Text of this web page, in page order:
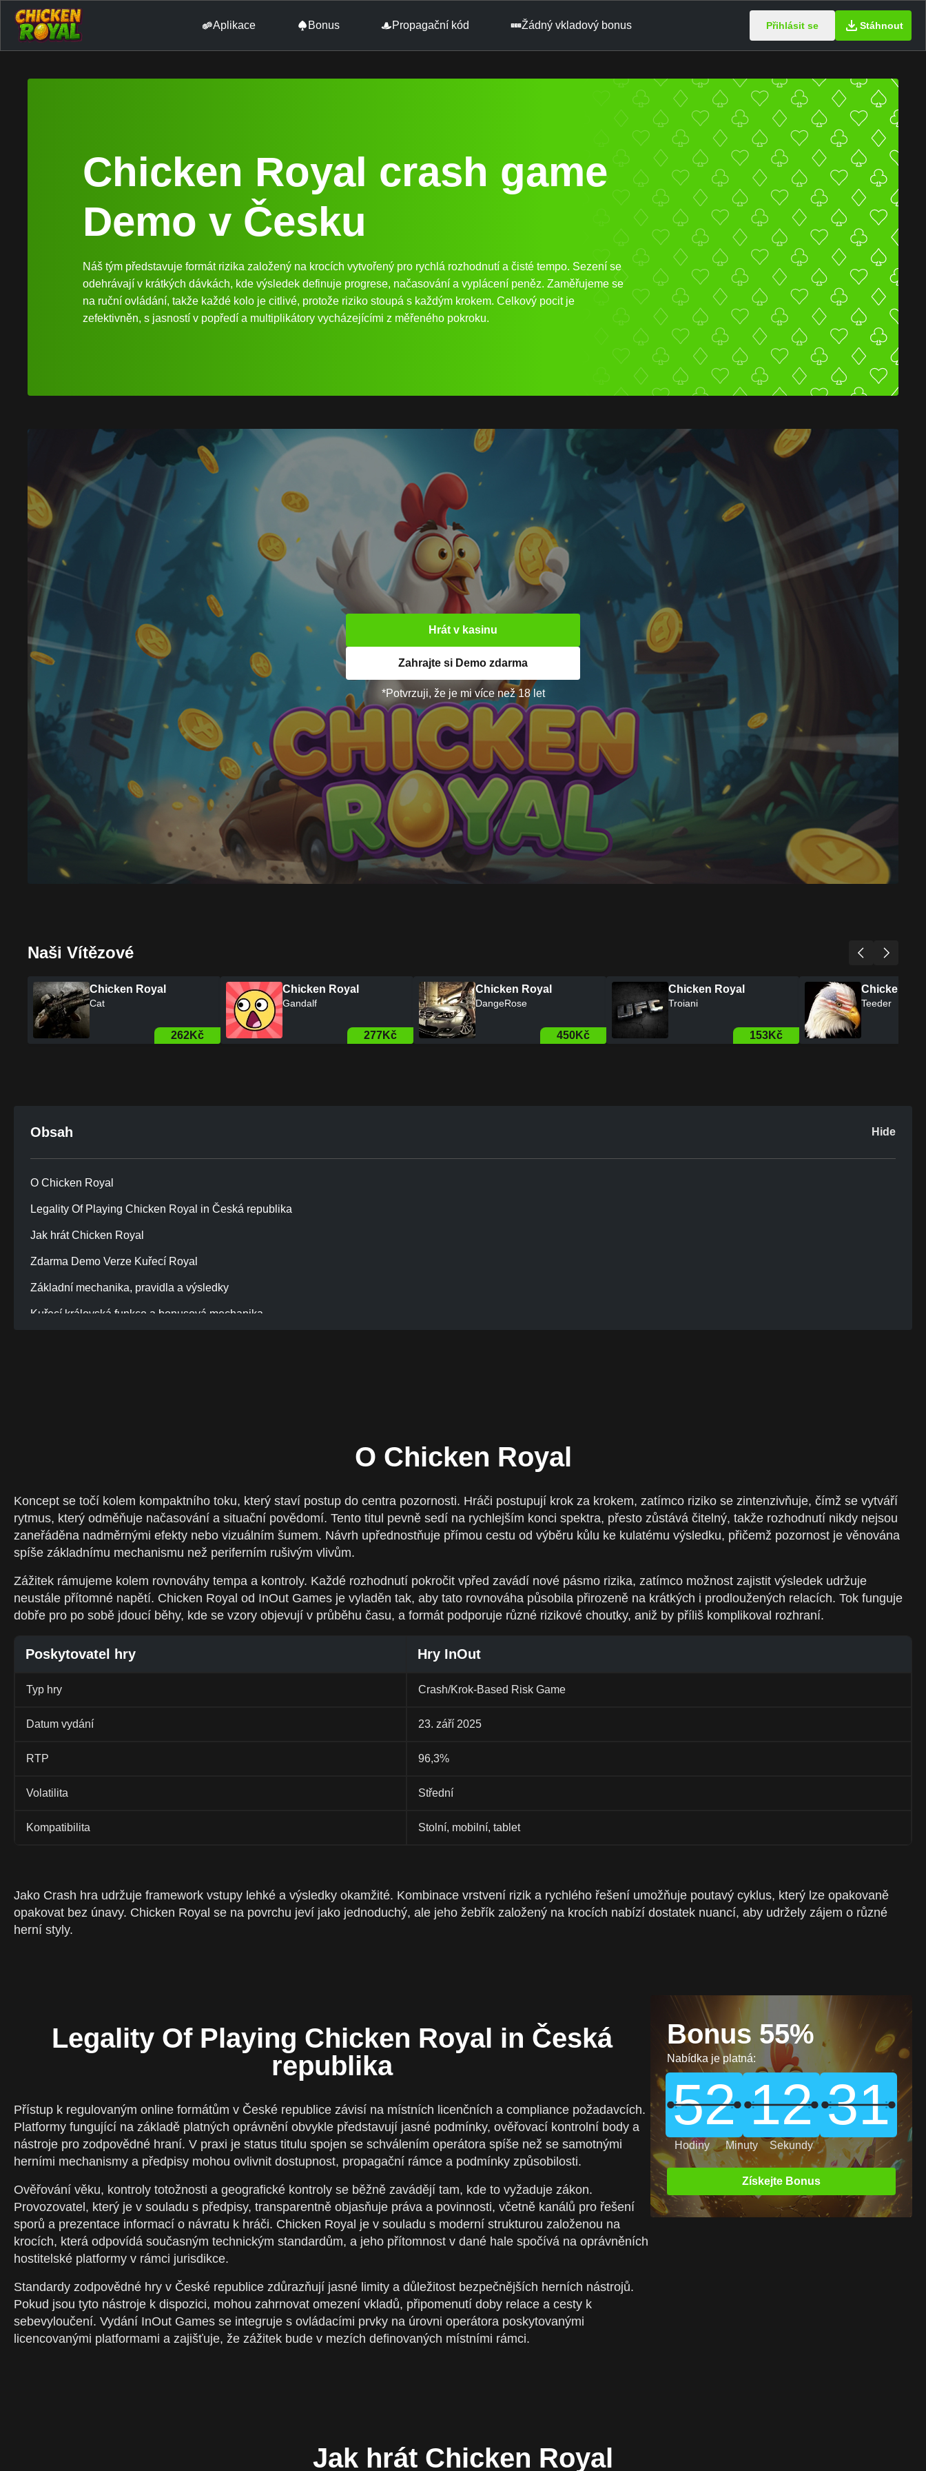
Aplikace Bonus Propagační kód Žádný vkladový bonus Přihlásit se Stáhnout
Chicken Royal crash game
Demo v Česku
Náš tým představuje formát rizika založený na krocích vytvořený pro rychlá rozhodnutí a čisté tempo. Sezení se
odehrávají v krátkých dávkách, kde výsledek definuje progrese, načasování a vyplácení peněz. Zaměřujeme se
na ruční ovládání, takže každé kolo je citlivé, protože riziko stoupá s každým krokem. Celkový pocit je
zefektivněn, s jasností v popředí a multiplikátory vycházejícími z měřeného pokroku.
Hrát v kasinu
Zahrajte si Demo zdarma
*Potvrzuji, že je mi více než 18 let
Naši Vítězové
Chicken Royal
Sweet road
395Kč
Chicken Royal
Cat
262Kč
Chicken Royal
Gandalf
277Kč
Chicken Royal
DangeRose
450Kč
Chicken
Troiani
Obsah Hide
O Chicken Royal
Legality Of Playing Chicken Royal in Česká republika
Jak hrát Chicken Royal
Zdarma Demo Verze Kuřecí Royal
Základní mechanika, pravidla a výsledky
Kuřecí královská funkce a bonusová mechanika
O Chicken Royal
Koncept se točí kolem kompaktního toku, který staví postup do centra pozornosti. Hráči postupují krok za krokem, zatímco riziko se zintenzivňuje, čímž se vytváří
rytmus, který odměňuje načasování a situační povědomí. Tento titul pevně sedí na rychlejším konci spektra, přesto zůstává čitelný, takže rozhodnutí nikdy nejsou
zaneřáděna nadměrnými efekty nebo vizuálním šumem. Návrh upřednostňuje přímou cestu od výběru kůlu ke kulatému výsledku, přičemž pozornost je věnována
spíše základnímu mechanismu než periferním rušivým vlivům.
Zážitek rámujeme kolem rovnováhy tempa a kontroly. Každé rozhodnutí pokročit vpřed zavádí nové pásmo rizika, zatímco možnost zajistit výsledek udržuje
neustále přítomné napětí. Chicken Royal od InOut Games je vyladěn tak, aby tato rovnováha působila přirozeně na krátkých i prodloužených relacích. Tok funguje
dobře pro po sobě jdoucí běhy, kde se vzory objevují v průběhu času, a formát podporuje různé rizikové choutky, aniž by příliš komplikoval rozhraní.
Poskytovatel hry Hry InOut
Typ hry Crash/Krok-Based Risk Game
Datum vydání 23. září 2025
RTP 96,3%
Volatilita Střední
Kompatibilita Stolní, mobilní, tablet
Jako Crash hra udržuje framework vstupy lehké a výsledky okamžité. Kombinace vrstvení rizik a rychlého řešení umožňuje poutavý cyklus, který lze opakovaně
opakovat bez únavy. Chicken Royal se na povrchu jeví jako jednoduchý, ale jeho žebřík založený na krocích nabízí dostatek nuancí, aby udržely zájem o různé
herní styly.
Legality Of Playing Chicken Royal in Česká
republika
Přístup k regulovaným online formátům v České republice závisí na místních licenčních a compliance požadavcích.
Platformy fungující na základě platných oprávnění obvykle představují jasné podmínky, ověřovací kontrolní body a
nástroje pro zodpovědné hraní. V praxi je status titulu spojen se schválením operátora spíše než se samotnými
herními mechanismy a předpisy mohou ovlivnit dostupnost, propagační rámce a podmínky způsobilosti.
Ověřování věku, kontroly totožnosti a geografické kontroly se běžně zavádějí tam, kde to vyžaduje zákon.
Provozovatel, který je v souladu s předpisy, transparentně objasňuje práva a povinnosti, včetně kanálů pro řešení
sporů a prezentace informací o návratu k hráči. Chicken Royal je v souladu s moderní strukturou založenou na
krocích, která odpovídá současným technickým standardům, a jeho přítomnost v dané hale spočívá na oprávněních
hostitelské platformy v rámci jurisdikce.
Standardy zodpovědné hry v České republice zdůrazňují jasné limity a důležitost bezpečnějších herních nástrojů.
Pokud jsou tyto nástroje k dispozici, mohou zahrnovat omezení vkladů, připomenutí doby relace a cesty k
sebevyloučení. Vydání InOut Games se integruje s ovládacími prvky na úrovni operátora poskytovanými
licencovanými platformami a zajišťuje, že zážitek bude v mezích definovaných místními rámci.
Bonus 55%
Nabídka je platná:
52 12 30
Hodiny Minuty Sekundy
Získejte Bonus
Jak hrát Chicken Royal